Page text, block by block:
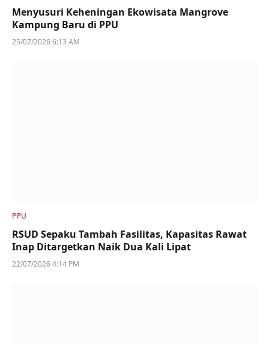
Menyusuri Keheningan Ekowisata Mangrove
Kampung Baru di PPU
25/07/2026 6:13 AM
PPU
RSUD Sepaku Tambah Fasilitas, Kapasitas Rawat
Inap Ditargetkan Naik Dua Kali Lipat
22/07/2026 4:14 PM